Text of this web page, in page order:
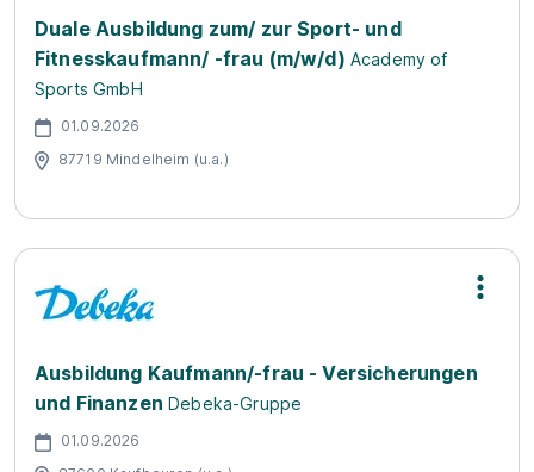
Duale Ausbildung zum/ zur Sport- und
Fitnesskaufmann/ -frau (m/w/d) Academy of
Sports GmbH
01.09.2026
87719 Mindelheim (u.a.)
Ausbildung Kaufmann/-frau - Versicherungen
und Finanzen Debeka-Gruppe
01.09.2026